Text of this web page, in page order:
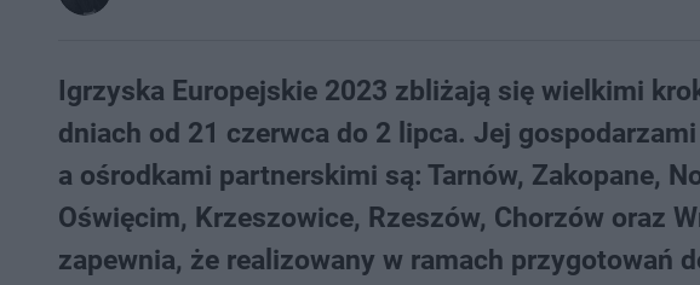
Igrzyska Europejskie 2023 zbliżają się wielkimi
dniach od 21 czerwca do 2 lipca. Jej
a ośrodkami partnerskimi są: Tarnów, Zakopane,
Oświęcim, Krzeszowice, Rzeszów, Chorzów oraz
zapewnia, że realizowany w ramach przygotowań